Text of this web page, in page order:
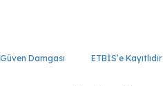
Güven Damgası ETBİS’e Kayıtlıdır